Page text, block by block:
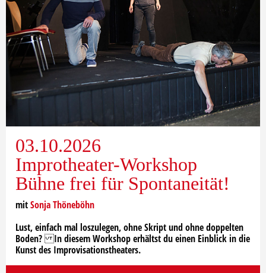
03.10.2026
Improtheater-Workshop
Bühne frei für Spontaneität!
mitSonja Thöneböhn
Lust, einfach mal loszulegen, ohne Skript und ohne doppelten
Boden? In diesem Workshop erhältst du einen Einblick in die
Kunst des Improvisationstheaters.